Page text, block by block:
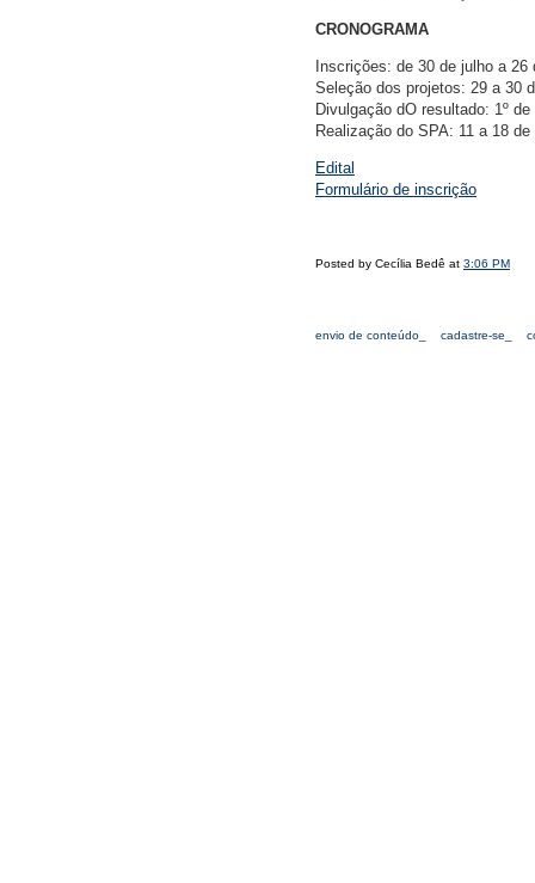
CRONOGRAMA
Inscrições: de 30 de julho a 26
Seleção dos projetos: 29 a 30
Divulgação dO resultado: 1º
Realização do SPA: 11 a 18
Edital
Formulário de inscrição
Posted by Cecília Bedê at 3:06 PM
envio de conteúdo_ cadastre-se_